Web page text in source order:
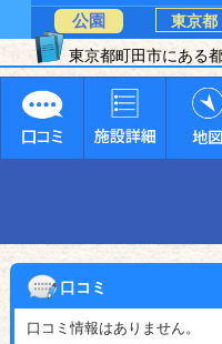
公園
東京都
東京都町田市にある
口コミ
口コミ情報はありません。